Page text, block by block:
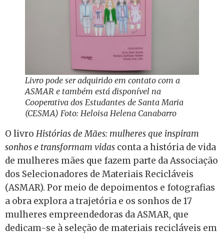
Livro pode ser adquirido em contato com a
ASMAR e também está disponível na
Cooperativa dos Estudantes de Santa Maria
(CESMA) Foto: Heloisa Helena Canabarro
O livro Histórias de Mães: mulheres que inspiram
sonhos e transformam vidas conta a história de vida
de mulheres mães que fazem parte da Associação
dos Selecionadores de Materiais Recicláveis
(ASMAR). Por meio de depoimentos e fotografias
a obra explora a trajetória e os sonhos de 17
mulheres empreendedoras da ASMAR, que
dedicam-se à seleção de materiais recicláveis em